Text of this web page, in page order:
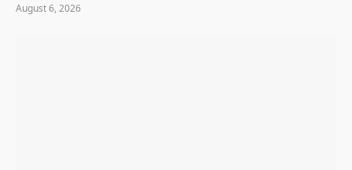
August 6, 2026